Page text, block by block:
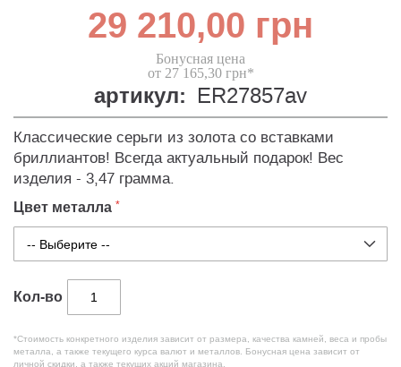
29 210,00 грн
Бонусная цена
от 27 165,30 грн*
артикул: ER27857av
Классические серьги из золота со вставками
бриллиантов! Всегда актуальный подарок! Вес
изделия - 3,47 грамма.
Цвет металла
Кол-во
*Стоимость конкретного изделия зависит от размера, качества камней, веса и пробы
металла, а также текущего курса валют и металлов. Бонусная цена зависит от
личной скидки, а также текущих акций магазина.